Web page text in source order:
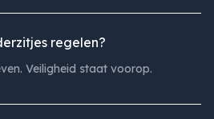
regelen?
Veiligheid staat voorop.